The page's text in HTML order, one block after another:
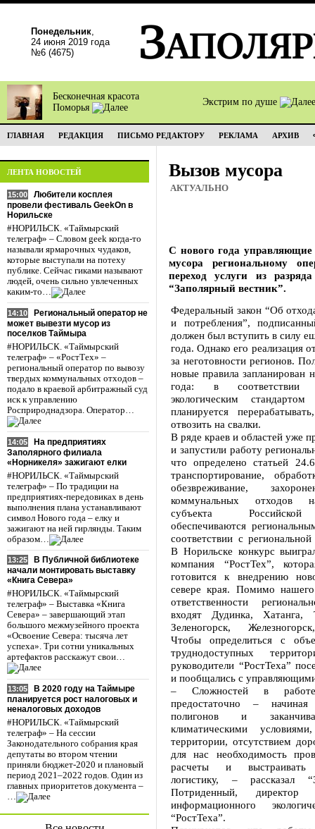
Понедельник,
24 июня 2019 года
№6 (4675)
Бесконечная красота
Поморья
Экстрим по душе
ГЛАВНАЯ РЕДАКЦИЯ ПИСЬМО РЕДАКТОРУ РЕКЛАМА АРХИВ
ЛЕНТА НОВОСТЕЙ
15:00
Любители косплея
провели фестиваль GeekOn в
Норильске
#НОРИЛЬСК. «Таймырский
телеграф» – Словом geek когда-то
называли ярмарочных чудаков,
которые выступали на потеху
публике. Сейчас гиками называют
людей, очень сильно увлеченных
каким-то…
14:10
Региональный оператор не
может вывезти мусор из
поселков Таймыра
#НОРИЛЬСК. «Таймырский
телеграф» – «РостТех» –
региональный оператор по вывозу
твердых коммунальных отходов –
подало в краевой арбитражный суд
иск к управлению
Росприроднадзора. Оператор…
14:05
На предприятиях
Заполярного филиала
«Норникеля» зажигают елки
#НОРИЛЬСК. «Таймырский
телеграф» – По традиции на
предприятиях-передовиках в день
выполнения плана устанавливают
символ Нового года – елку и
зажигают на ней гирлянды. Таким
образом…
13:25
В Публичной библиотеке
начали монтировать выставку
«Книга Севера»
#НОРИЛЬСК. «Таймырский
телеграф» – Выставка «Книга
Севера» – завершающий этап
большого межмузейного проекта
«Освоение Севера: тысяча лет
успеха». Три сотни уникальных
артефактов расскажут свои…
13:05
В 2020 году на Таймыре
планируется рост налоговых и
неналоговых доходов
#НОРИЛЬСК. «Таймырский
телеграф» – На сессии
Законодательного собрания края
депутаты во втором чтении
приняли бюджет-2020 и плановый
период 2021–2022 годов. Один из
главных приоритетов документа –
…
Вызов мусора
АКТУАЛЬНО
С нового года
мусора региональному
переход услуги из
“Заполярный вестник”.
Федеральный закон “Об
и потребления”,
должен был вступить в силу
года. Однако его реализация
за неготовности регионов.
новые правила запланирован
года: в
экологическим
планируется
отвозить на свалки.
В ряде краев и областей уже
и запустили работу
что определено статьей
транспортирование,
обезвреживание,
коммунальных отходов
субъекта
обеспечиваются
соответствии с
В Норильске конкурс
компания “РостТех”,
готовится к внедрению
севере края. Помимо
ответственности
входят Дудинка,
Зеленогорск,
Чтобы определиться с
труднодоступных
руководители “РостТеха”
и пообщались с
– Сложностей в
предостаточно –
полигонов и
климатическими
территории, отсутствием
для нас необходимость
расчеты и выстраивать
логистику, – рассказал
Потриденный,
информационного
“РостТеха”.